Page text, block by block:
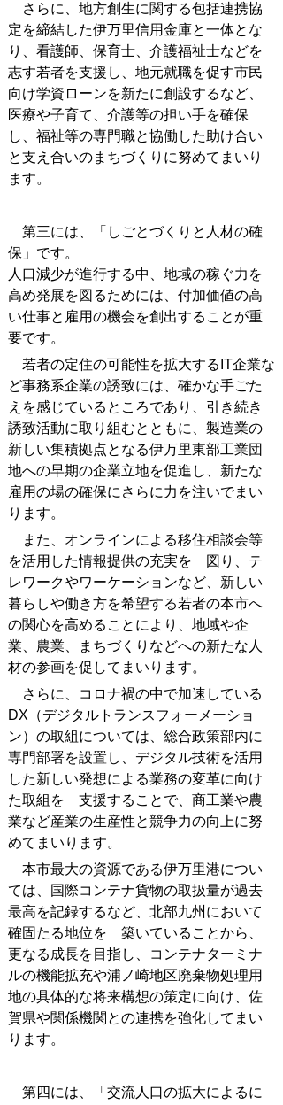
さらに、地方創生に関する包括連携協
定を締結した伊万里信用金庫と一体とな
り、看護師、保育士、介護福祉士などを
志す若者を支援し、地元就職を促す市民
向け学資ローンを新たに創設するなど、
医療や子育て、介護等の担い手を確保
し、福祉等の専門職と協働した助け合い
と支え合いのまちづくりに努めてまいり
ます。
第三には、「しごとづくりと人材の確
保」です。
人口減少が進行する中、地域の稼ぐ力を
高め発展を図るためには、付加価値の高
い仕事と雇用の機会を創出することが重
要です。
若者の定住の可能性を拡大するIT企業な
ど事務系企業の誘致には、確かな手ごた
えを感じているところであり、引き続き
誘致活動に取り組むとともに、製造業の
新しい集積拠点となる伊万里東部工業団
地への早期の企業立地を促進し、新たな
雇用の場の確保にさらに力を注いでまい
ります。
また、オンラインによる移住相談会等
を活用した情報提供の充実を 図り、テ
レワークやワーケーションなど、新しい
暮らしや働き方を希望する若者の本市へ
の関心を高めることにより、地域や企
業、農業、まちづくりなどへの新たな人
材の参画を促してまいります。
さらに、コロナ禍の中で加速している
DX（デジタルトランスフォーメーショ
ン）の取組については、総合政策部内に
専門部署を設置し、デジタル技術を活用
した新しい発想による業務の変革に向け
た取組を 支援することで、商工業や農
業など産業の生産性と競争力の向上に努
めてまいります。
本市最大の資源である伊万里港につい
ては、国際コンテナ貨物の取扱量が過去
最高を記録するなど、北部九州において
確固たる地位を 築いていることから、
更なる成長を目指し、コンテナターミナ
ルの機能拡充や浦ノ崎地区廃棄物処理用
地の具体的な将来構想の策定に向け、佐
賀県や関係機関との連携を強化してまい
ります。
第四には、「交流人口の拡大によるに